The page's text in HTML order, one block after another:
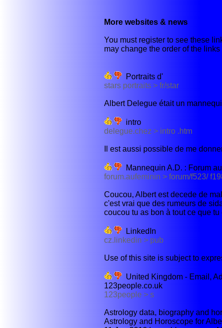
More websites & news
You must register to see these
may change the order of the
Portraits d'
stars portraits > fr/star
Albert Delegue était un
intro
delegue.chez > intro .htm
Il est aussi possible de me
Mannequin A.D. : Forum
forum.aufeminin > forum/f523/
Coucou, Albert est decede de
c'est vrai que des rumeurs de
coucou tu as bon à tout ce que
LinkedIn
cz.linkedin > pub
Use of this site is subject to
United Kingdom - Email,
123people.co.uk
123people > s
Astrology data, biography and
Astrology and Horoscope for